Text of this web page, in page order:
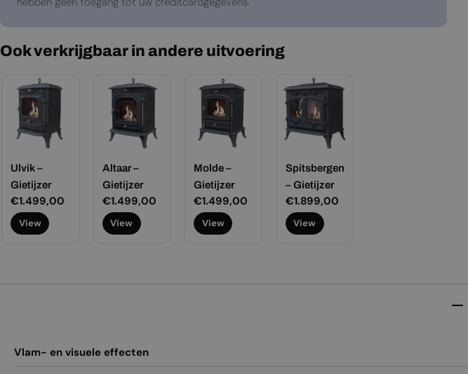
Ook verkrijgbaar in andere uitvoering
Ulvik –
Gietijzer
Normale
prijs
€1.499,00
View
Altaar –
Gietijzer
Normale
prijs
€1.499,00
View
Molde –
Gietijzer
Normale
prijs
€1.499,00
View
Spitsbergen
– Gietijzer
Normale
prijs
€1.899,00
View
Vlam- en visuele effecten